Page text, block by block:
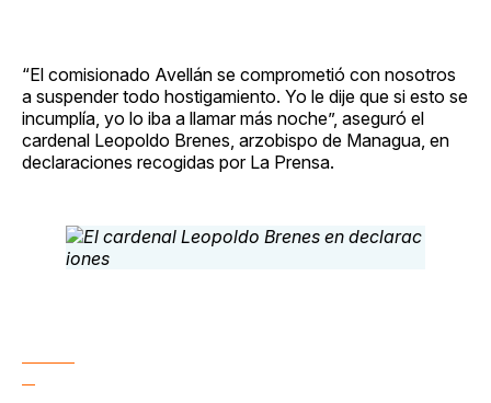
“El comisionado Avellán se comprometió con nosotros
a suspender todo hostigamiento. Yo le dije que si esto se
incumplía, yo lo iba a llamar más noche”, aseguró el
cardenal Leopoldo Brenes, arzobispo de Managua, en
declaraciones recogidas por La Prensa.